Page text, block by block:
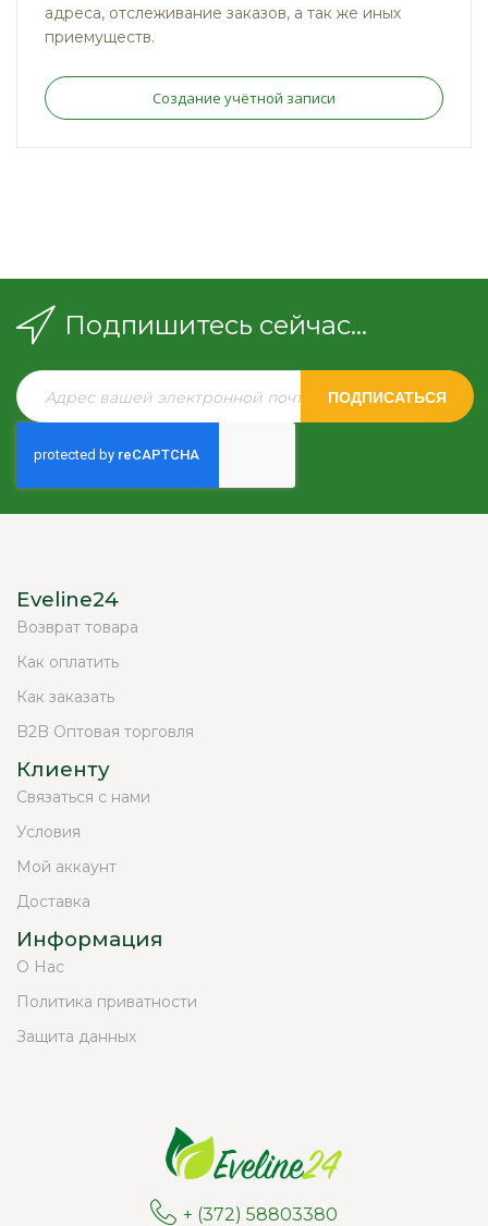
адреса, отслеживание заказов, а так же иных
приемуществ.
Создание учётной записи
Подпишитесь сейчас...
ПОДПИСАТЬСЯ
Eveline24
Возврат товара
Как оплатить
Как заказать
B2B Оптовая торговля
Клиенту
Связаться с нами
Условия
Мой аккаунт
Доставка
Информация
О Нас
Политика приватности
Защита данных
+ (372) 58803380